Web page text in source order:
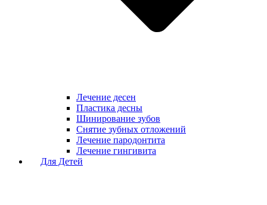
Лечение десен
Пластика десны
Шинирование зубов
Снятие зубных отложений
Лечение пародонтита
Лечение гингивита
Для Детей